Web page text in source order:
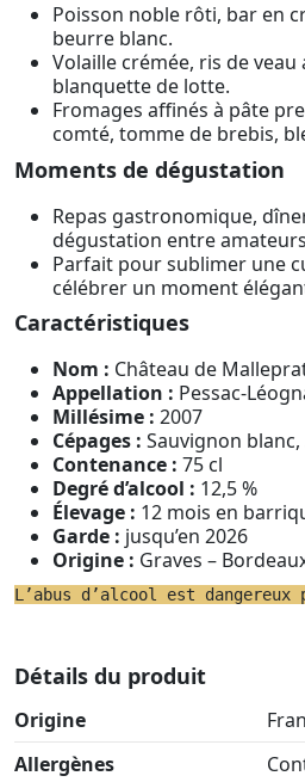
Poisson noble rôti, bar en
beurre blanc.
Volaille crémée, ris de veau
blanquette de lotte.
Fromages affinés à pâte
comté, tomme de brebis,
Moments de dégustation
Repas gastronomique,
dégustation entre
Parfait pour sublimer une
célébrer un moment
Caractéristiques
Nom : Château de
Appellation : Pessac-
Millésime : 2007
Cépages : Sauvignon
Contenance : 75 cl
Degré d’alcool : 12,5 %
Élevage : 12 mois en
Garde : jusqu’en 2026
Origine : Graves –
L’abus d’alcool est dangereux
Détails du produit
Origine
Allergènes